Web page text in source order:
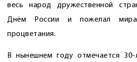
весь народ дружественной
Днём России и пожелал
процветания.
В нынешнем году отмечается 30-